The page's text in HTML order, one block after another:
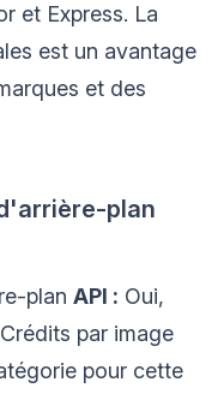
et Express. La
est un avantage
et des
plan
plan API : Oui,
Crédits par image
pour cette